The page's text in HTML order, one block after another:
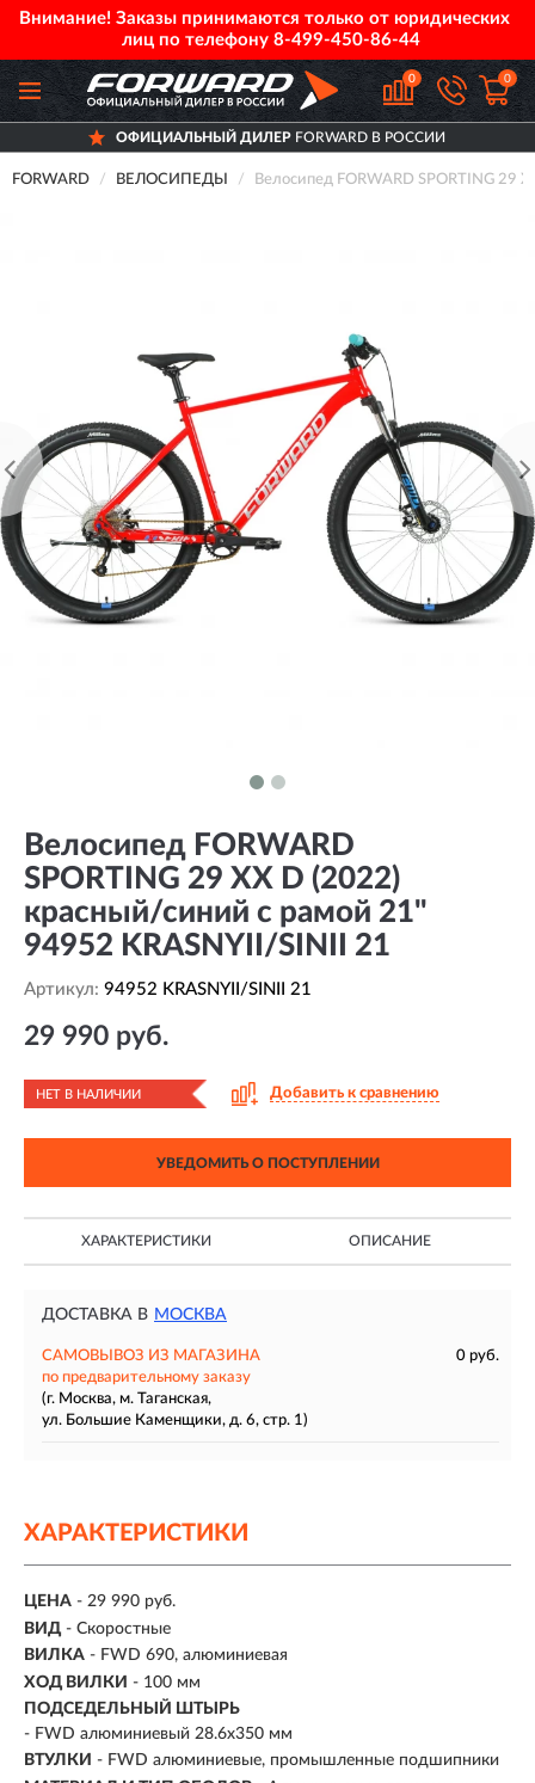
Внимание! Заказы принимаются только от юридических
лиц по телефону 8-499-450-86-44
0 0
ОФИЦИАЛЬНЫЙ ДИЛЕРFORWARD В РОССИИ
FORWARD ВЕЛОСИПЕДЫ Велосипед FORWARD SPORTING 29
Велосипед FORWARD
SPORTING 29 XX D (2022)
красный/синий с рамой 21"
94952 KRASNYII/SINII 21
Артикул: 94952 KRASNYII/SINII 21
29 990 руб.
НЕТ В НАЛИЧИИ Добавить к сравнению
УВЕДОМИТЬ О ПОСТУПЛЕНИИ
ХАРАКТЕРИСТИКИ ОПИСАНИЕ
ДОСТАВКА В МОСКВА
САМОВЫВОЗ ИЗ МАГАЗИНА
0 руб.
по предварительному заказу
(г. Москва, м. Таганская,
ул. Большие Каменщики, д. 6, стр. 1)
ХАРАКТЕРИСТИКИ
ЦЕНА - 29 990 руб.
ВИД - Скоростные
ВИЛКА - FWD 690, алюминиевая
ХОД ВИЛКИ - 100 мм
ПОДСЕДЕЛЬНЫЙ ШТЫРЬ
- FWD алюминиевый 28.6x350 мм
ВТУЛКИ - FWD алюминиевые, промышленные подшипники